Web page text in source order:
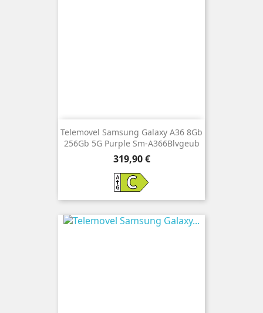
Telemovel Samsung Galaxy A36 8Gb
256Gb 5G Purple Sm-A366Blvgeub
Preço
319,90 €